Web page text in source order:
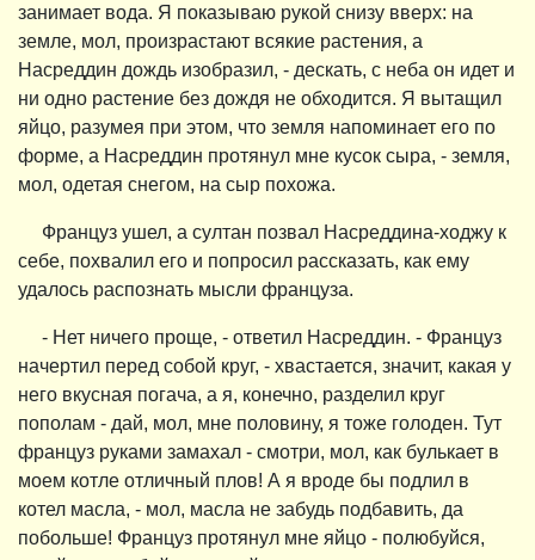
занимает вода. Я показываю рукой снизу вверх: на
земле, мол, произрастают всякие растения, а
Насреддин дождь изобразил, - дескать, с неба он идет и
ни одно растение без дождя не обходится. Я вытащил
яйцо, разумея при этом, что земля напоминает его по
форме, а Насреддин протянул мне кусок сыра, - земля,
мол, одетая снегом, на сыр похожа.
Француз ушел, а султан позвал Насреддина-ходжу к
себе, похвалил его и попросил рассказать, как ему
удалось распознать мысли француза.
- Нет ничего проще, - ответил Насреддин. - Француз
начертил перед собой круг, - хвастается, значит, какая у
него вкусная погача, а я, конечно, разделил круг
пополам - дай, мол, мне половину, я тоже голоден. Тут
француз руками замахал - смотри, мол, как булькает в
моем котле отличный плов! А я вроде бы подлил в
котел масла, - мол, масла не забудь подбавить, да
побольше! Француз протянул мне яйцо - полюбуйся,